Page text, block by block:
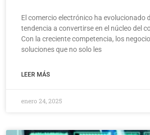
El comercio electrónico ha evolucionado
tendencia a convertirse en el núcleo del
Con la creciente competencia, los
soluciones que no solo les
LEER MÁS
enero 24, 2025